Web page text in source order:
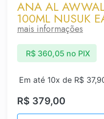
ANA AL
100ML NUSUK
mais informações
R$ 379,00
Em até 10x de R$
R$360,05 no PIX